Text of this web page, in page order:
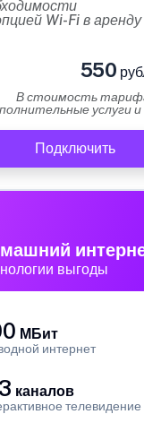
Wi-Fi в аренду
550
В стоимость
услуги
Подключить
выгоды
МБит
интернет
каналов
телевидение